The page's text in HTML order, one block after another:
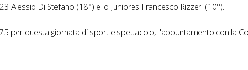
Alessio Di Stefano (18°) e lo Juniores Francesco Rizzeri (10°).
per questa giornata di sport e spettacolo, l'appuntamento con la